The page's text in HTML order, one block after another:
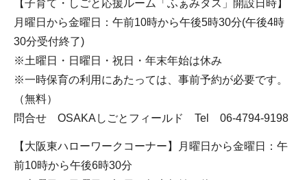
【子育て・しごと応援ルーム「ふぁみタス」開設日時】
月曜日から金曜日：午前10時から午後5時30分(午後4時
30分受付終了)
※土曜日・日曜日・祝日・年末年始は休み
※一時保育の利用にあたっては、事前予約が必要です。
（無料）
問合せ OSAKAしごとフィールド Tel 06-4794-9198
【大阪東ハローワークコーナー】月曜日から金曜日：午
前10時から午後6時30分